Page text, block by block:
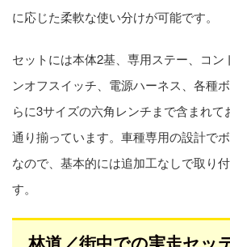
に応じた柔軟な使い分けが可能です。
セットには本体2基、専用ステー、コン
ンオフスイッチ、電源ハーネス、各種
らに3サイズの六角レンチまで含まれ
通り揃っています。車種専用の設計で
なので、基本的には追加工なしで取り
す。
林道／街中での実走セッ